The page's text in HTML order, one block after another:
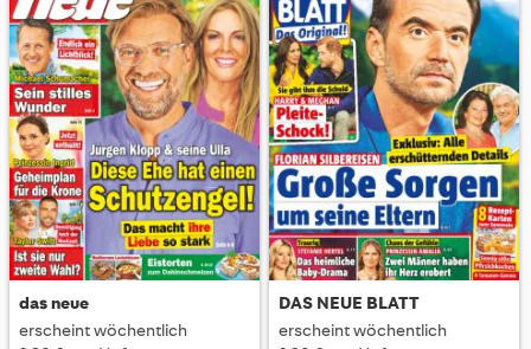
das neue
erscheint wöchentlich
DAS NEUE BLATT
erscheint wöchentlich